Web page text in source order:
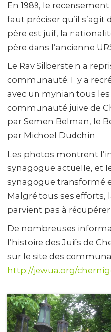
En 1989, le
faut préciser qu’il s’agit
père est juif, la
père dans l’ancienne
Le Rav Silberstein a
communauté. Il y a
avec un mynian tous les
communauté juive de
par Semen Belman, le
par Michoel Dudchin
Les photos montrent
synagogue actuelle, et
synagogue transformé
Malgré tous ses efforts,
parvient pas à
De nombreuses
l’histoire des Juifs de
sur le site des
http://jewua.org/